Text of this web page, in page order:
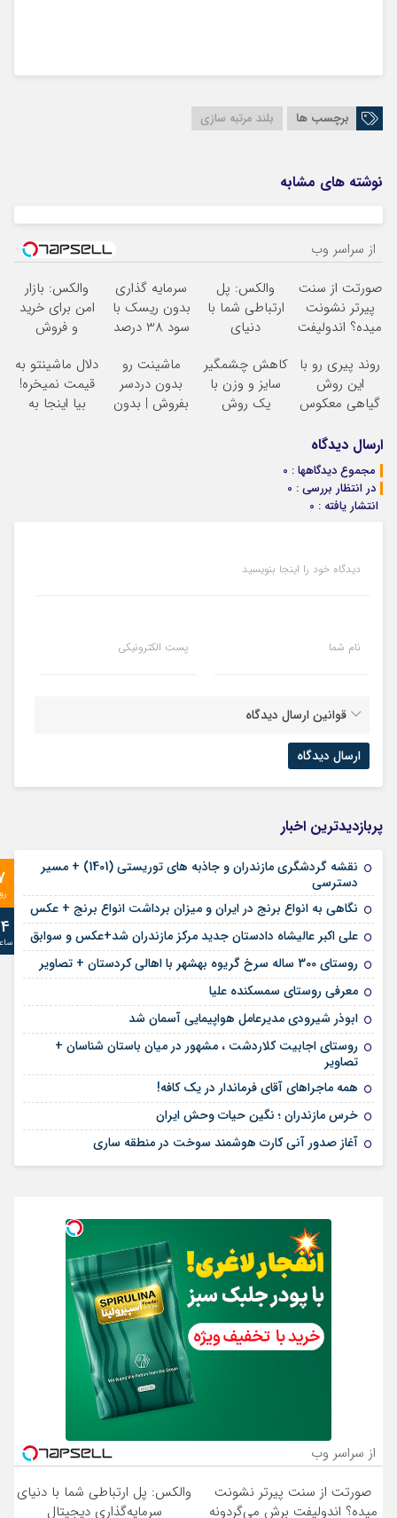
برچسب ها بلند مرتبه سازی
نوشته های مشابه
از سراسر وب
صورتت از سنت
پیرتر نشونت
میده؟ اندولیفت
والکس: پل
ارتباطی شما با
دنیای
دیجیتال
سرمایه گذاری
بدون ریسک با
سود 38 درصد
والکس: بازار
امن برای خرید
و فروش
دیجیتال
روند پیری رو با
این روش
گیاهی معکوس
کاهش چشمگیر
سایز و وزن با
یک روش
ماشینت رو
بدون دردسر
بفروش | بدون
دلال ماشینتو به
قیمت نمیخره!
بیا اینجا به
ارسال دیدگاه
مجموع دیدگاهها : 0
در انتظار بررسی : 0
انتشار یافته : 0
دیدگاه خود را اینجا بنویسید
نام شما پست الکترونیکی
قوانین ارسال دیدگاه
پربازدیدترین اخبار
نقشه گردشگری مازندران و جاذبه های توریستی (1401) + مسیر
دسترسی
نگاهی به انواع برنج در ایران و میزان برداشت انواع برنج + عکس
علی‌ اکبر عالیشاه دادستان جدید مرکز مازندران شد+عکس و سوابق
روستای 300 ساله سرخ ‌گریوه بهشهر با اهالی کردستان + تصاویر
معرفی روستای سمسکنده علیا
ابوذر شیرودی مدیرعامل هواپیمایی آسمان شد
روستای اجابیت کلاردشت ، مشهور در میان باستان شناسان +
تصاویر
همه ماجراهای آقای فرماندار در یک کافه!
خرس مازندران ؛ نگین حیات وحش ایران
آغاز صدور آنی کارت هوشمند سوخت در منطقه ساری
از سراسر وب
صورتت از سنت پیرتر نشونت
میده؟ اندولیفت برش می‌گردونه
والکس: پل ارتباطی شما با دنیای
سرمایه‌گذاری دیجیتال